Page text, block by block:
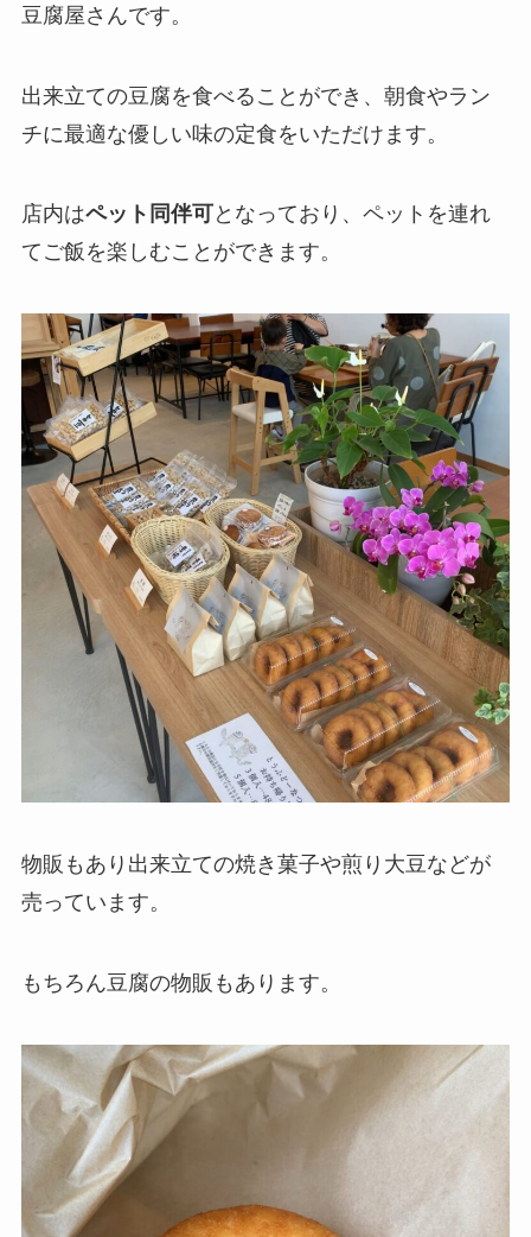
豆腐屋さんです。
出来立ての豆腐を食べることができ、朝食やラン
チに最適な優しい味の定食をいただけます。
店内はペット同伴可となっており、ペットを連れ
てご飯を楽しむことができます。
物販もあり出来立ての焼き菓子や煎り大豆などが
売っています。
もちろん豆腐の物販もあります。